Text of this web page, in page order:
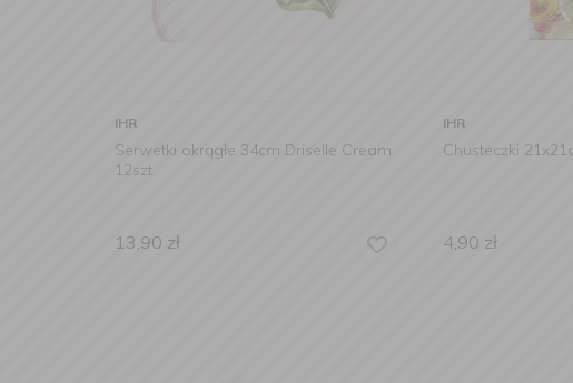
IHR
Serwetki okrągłe 34cm Driselle Cream
12szt.
13,90 zł
IHR
Chusteczki
4,90 zł